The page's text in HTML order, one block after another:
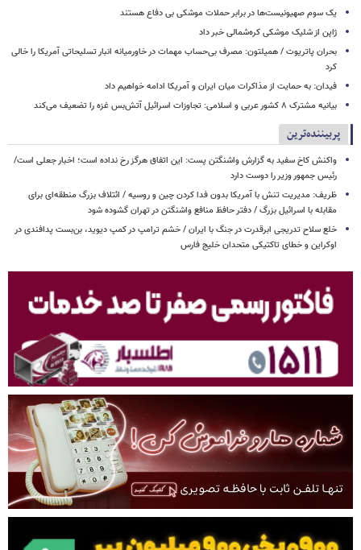
یک‌ سوم صهیونیست‌ها در برابر حملات موشکی بی دفاع هستند
ژاپن از شلیک موشکی کره‌شمالی خبر داد
بحران پاتریوت / همیلتون: مصرف بی‌حساب مهمات در خاورمیانه انبار تسلیحاتی آمریکا را خالی
کرد
فیدان: به حمایت از مذاکرات میان ایران و آمریکا ادامه خواهیم داد
بیانیه مشترک ۸ کشور عربی و اسلامی: تجاوزات اسرائیل آتش‌بس غزه را تضعیف می‌کند
پربیننده‌ترین
واکنش کاخ سفید به گزارش واشنگتن پست: این اتفاق هرگز رخ نداده است؛ اخبار جعلی است/
رئیس جمهور وزیر را دوست دارد
ظریف: مدیریت تنش با آمریکا بدون فدا کردن چین و روسیه / ائتلاف بزرگ منطقه‌ای برای
مقابله با اسرائیل بزرگ / دفتر حافظ منافع واشنگتن در تهران گشوده شود
خلع سلاح تدریجی ابرقدرت در جنگ با ایران / خشم ترامپ در کمپ دیوید، بن‌بست پدافندی در
اوکراین و خطای تاکتیکی متحدان خلیج فارس